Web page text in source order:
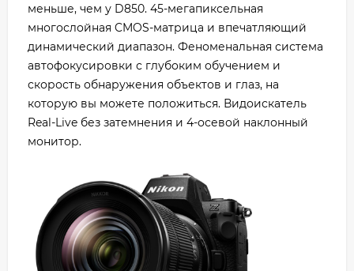
меньше, чем у D850. 45-мегапиксельная
многослойная CMOS-матрица и впечатляющий
динамический диапазон. Феноменальная система
автофокусировки с глубоким обучением и
скорость обнаружения объектов и глаз, на
которую вы можете положиться. Видоискатель
Real-Live без затемнения и 4-осевой наклонный
монитор.